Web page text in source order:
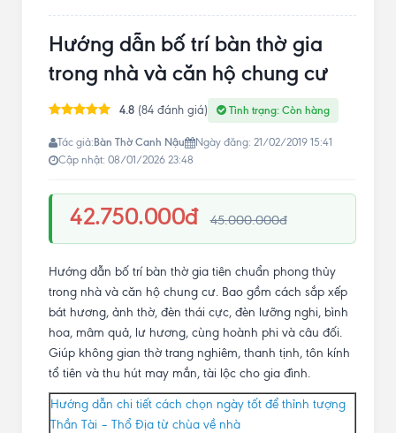
Hướng dẫn bố trí bàn thờ gia
trong nhà và căn hộ chung cư
4.8 (84 đánh giá) Tình trạng: Còn hàng
Tác giả:Bàn Thờ Canh Nậu
Ngày đăng: 21/02/2019 15:41
Cập nhật: 08/01/2026 23:48
42.750.000đ 45.000.000đ
Hướng dẫn bố trí bàn thờ gia tiên chuẩn phong thủy
trong nhà và căn hộ chung cư. Bao gồm cách sắp xếp
bát hương, ảnh thờ, đèn thái cực, đèn lưỡng nghi, bình
hoa, mâm quả, lư hương, cùng hoành phi và câu đối.
Giúp không gian thờ trang nghiêm, thanh tịnh, tôn kính
tổ tiên và thu hút may mắn, tài lộc cho gia đình.
Hướng dẫn chi tiết cách chọn ngày tốt để thỉnh tượng
Thần Tài – Thổ Địa từ chùa về nhà